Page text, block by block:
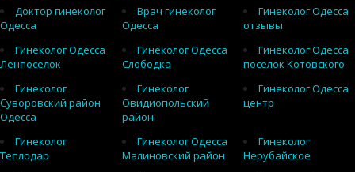
Доктор гинеколог
Одесса
Врач гинеколог
Одесса
Гинеколог Одесса
отзывы
Гинеколог Одесса
Ленпоселок
Гинеколог Одесса
Слободка
Гинеколог Одесса
поселок Котовского
Гинеколог
Суворовский район
Одесса
Гинеколог
Овидиопольский
район
Гинеколог Одесса
центр
Гинеколог
Теплодар
Гинеколог Одесса
Малиновский район
Гинеколог
Нерубайское